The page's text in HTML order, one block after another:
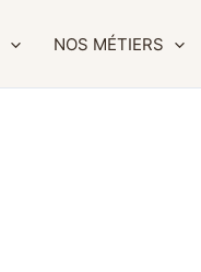
NOS MÉTIERS